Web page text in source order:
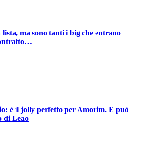
ma sono tanti i big che entrano
è il jolly perfetto per Amorim. E può
di Leao